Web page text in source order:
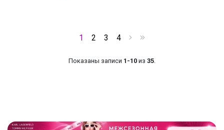
1 2 3 4
Показаны записи 1-10 из 35.